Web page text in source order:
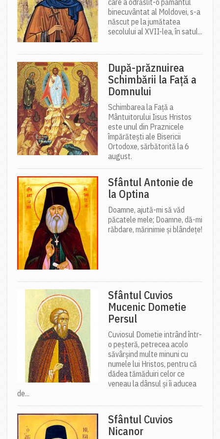
care a odrăslit-o pământul
binecuvântat al Moldovei, s-a
născut pe la jumătatea
secolului al XVII-lea, în satul...
După-prăznuirea
Schimbării la Față a
Domnului
Schimbarea la Față a
Mântuitorului Iisus Hristos
este unul din Praznicele
împărătești ale Bisericii
Ortodoxe, sărbătorită la 6
august.
Sfântul Antonie de
la Optina
Doamne, ajută-mi să văd
păcatele mele; Doamne, dă-mi
răbdare, mărinimie şi blândeţe!
Sfântul Cuvios
Mucenic Dometie
Persul
Cuviosul Dometie intrând într-
o peșteră, petrecea acolo
săvârșind multe minuni cu
numele lui Hristos, pentru că
dădea tămăduiri celor ce
veneau la dânsul și îi aducea
de...
Sfântul Cuvios
Nicanor